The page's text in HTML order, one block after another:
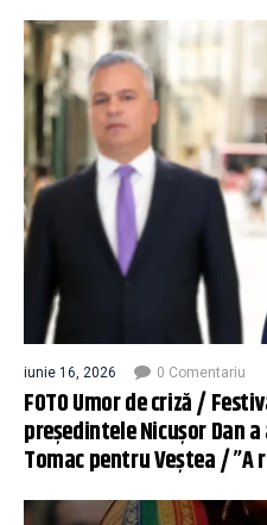
iunie 16, 2026 0 Comentariu
FOTO Umor de criză /
președintele Nicușor Dan
Tomac pentru Veștea / ”A